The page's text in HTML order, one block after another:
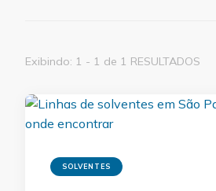
Exibindo: 1 - 1 de 1 RESULTADOS
SOLVENTES